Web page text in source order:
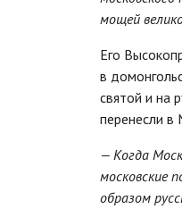
мощей
Его
в
святой и на
перенесли в
— Когда
московские
образом